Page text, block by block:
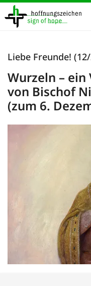
Direkt
zum
Inhalt
Liebe Freunde!
Wurzeln –
von Bischof
(zum 6.